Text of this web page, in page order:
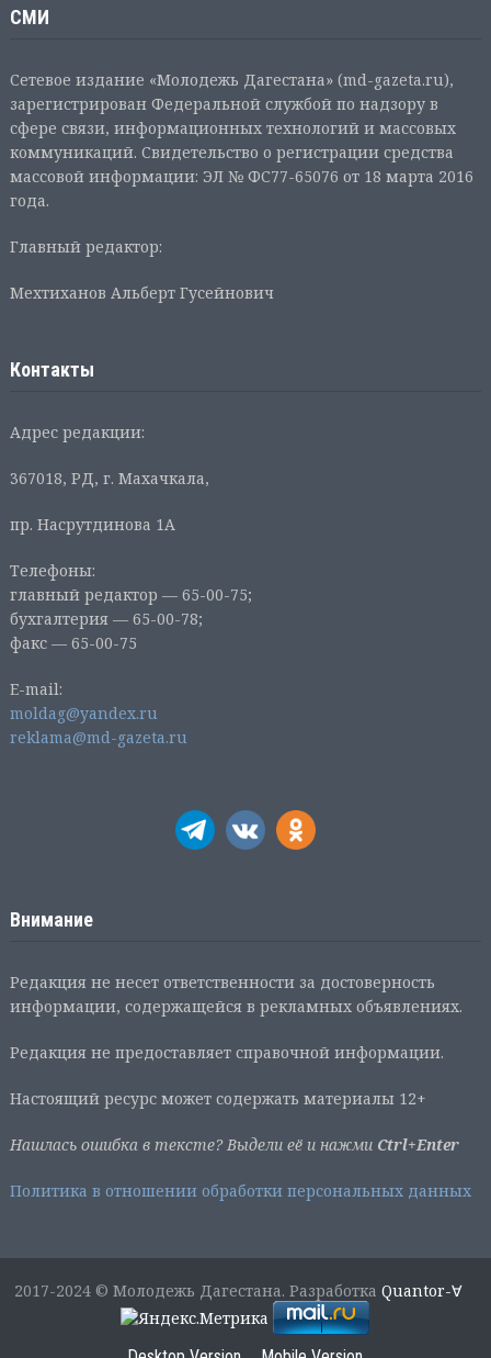
СМИ
Сетевое издание «Молодежь Дагестана» (md-gazeta.ru),
зарегистрирован Федеральной службой по надзору в
сфере связи, информационных технологий и массовых
коммуникаций. Свидетельство о регистрации средства
массовой информации: ЭЛ № ФС77-65076 от 18 марта 2016
года.
Главный редактор:
Мехтиханов Альберт Гусейнович
Контакты
Адрес редакции:
367018, РД, г. Махачкала,
пр. Насрутдинова 1А
Телефоны:
главный редактор — 65-00-75;
бухгалтерия — 65-00-78;
факс — 65-00-75
E-mail:
moldag@yandex.ru
reklama@md-gazeta.ru
Внимание
Редакция не несет ответственности за достоверность
информации, содержащейся в рекламных объявлениях.
Редакция не предоставляет справочной информации.
Настоящий ресурс может содержать материалы 12+
Нашлась ошибка в тексте? Выдели её и нажми Ctrl+Enter
Политика в отношении обработки персональных данных
2017-2024 © Молодежь Дагестана. РазработкаQuantor-∀